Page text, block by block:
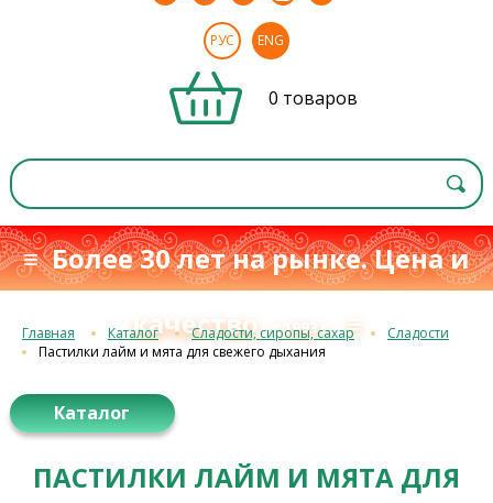
РУС ENG
0 товаров
≡ Более 30 лет на рынке. Цена и
качествос 1993 г.≡
Главная Каталог Сладости, сиропы, сахар
Сладости
Пастилки лайм и мята для свежего дыхания
Каталог
ПАСТИЛКИ ЛАЙМ И МЯТА ДЛЯ